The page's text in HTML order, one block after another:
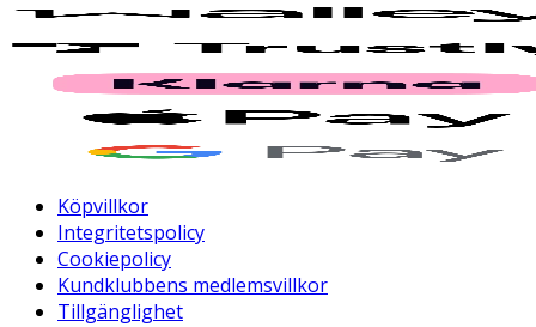
Köpvillkor
Integritetspolicy
Cookiepolicy
Kundklubbens medlemsvillkor
Tillgänglighet